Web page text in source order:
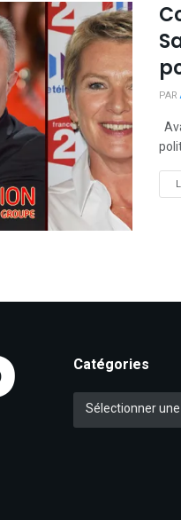
PAR
Catégories
Catégories
Sélectionner